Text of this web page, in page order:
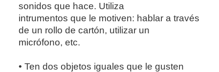
sonidos que hace. Utiliza
intrumentos que le motiven: hablar a través
de un rollo de cartón, utilizar un
micrófono, etc.
• Ten dos objetos iguales que le gusten